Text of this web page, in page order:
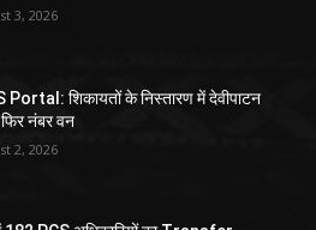
3, 2026
Portal: शिकायतों के निस्तारण में देवीपाटन
नंबर वन
2, 2026